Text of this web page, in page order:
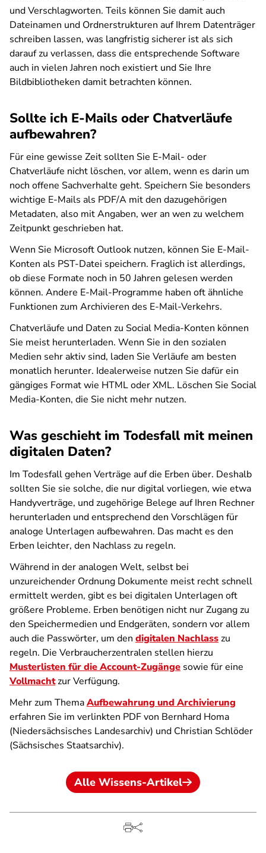
und Verschlagworten. Teils können Sie damit auch
Dateinamen und Ordnerstrukturen auf Ihrem Datenträger
schreiben lassen, was langfristig sicherer ist als sich
darauf zu verlassen, dass die entsprechende Software
auch in vielen Jahren noch existiert und Sie Ihre
Bildbibliotheken damit betrachten können.
Sollte ich E-Mails oder Chatverläufe
aufbewahren?
Für eine gewisse Zeit sollten Sie E-Mail- oder
Chatverläufe nicht löschen, vor allem, wenn es darin um
noch offene Sachverhalte geht. Speichern Sie besonders
wichtige E-Mails als PDF/A mit den dazugehörigen
Metadaten, also mit Angaben, wer an wen zu welchem
Zeitpunkt geschrieben hat.
Wenn Sie Microsoft Outlook nutzen, können Sie E-Mail-
Konten als PST-Datei speichern. Fraglich ist allerdings,
ob diese Formate noch in 50 Jahren gelesen werden
können. Andere E-Mail-Programme haben oft ähnliche
Funktionen zum Archivieren des E-Mail-Verkehrs.
Chatverläufe und Daten zu Social Media-Konten können
Sie meist herunterladen. Wenn Sie in den sozialen
Medien sehr aktiv sind, laden Sie Verläufe am besten
monatlich herunter. Idealerweise nutzen Sie dafür ein
gängiges Format wie HTML oder XML. Löschen Sie Social
Media-Konten, die Sie nicht mehr nutzen.
Was geschieht im Todesfall mit meinen
digitalen Daten?
Im Todesfall gehen Verträge auf die Erben über. Deshalb
sollten Sie sie solche, die nur digital vorliegen, wie etwa
Handyverträge, und zugehörige Belege auf Ihren Rechner
herunterladen und entsprechend den Vorschlägen für
analoge Unterlagen aufbewahren. Das macht es den
Erben leichter, den Nachlass zu regeln.
Während in der analogen Welt, selbst bei
unzureichender Ordnung Dokumente meist recht schnell
ermittelt werden, gibt es bei digitalen Unterlagen oft
größere Probleme. Erben benötigen nicht nur Zugang zu
den Speichermedien und Endgeräten, sondern vor allem
auch die Passwörter, um den digitalen Nachlasszu
regeln. Die Verbraucherzentralen stellen hierzu
Musterlisten für die Account-Zugänge sowie für eine
Vollmachtzur Verfügung.
Mehr zum ThemaAufbewahrung und Archivierung
erfahren Sie im verlinkten PDF von Bernhard Homa
(Niedersächsisches Landesarchiv) und Christian Schlöder
(Sächsisches Staatsarchiv).
Alle Wissens-Artikel